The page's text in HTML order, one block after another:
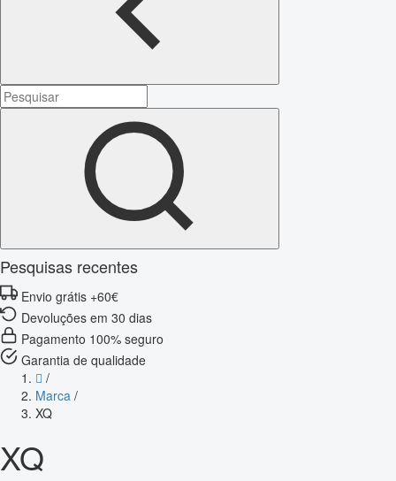
Pesquisas recentes
Envio grátis +60€
Devoluções em 30 dias
Pagamento 100% seguro
Garantia de qualidade
/
Marca /
XQ
XQ